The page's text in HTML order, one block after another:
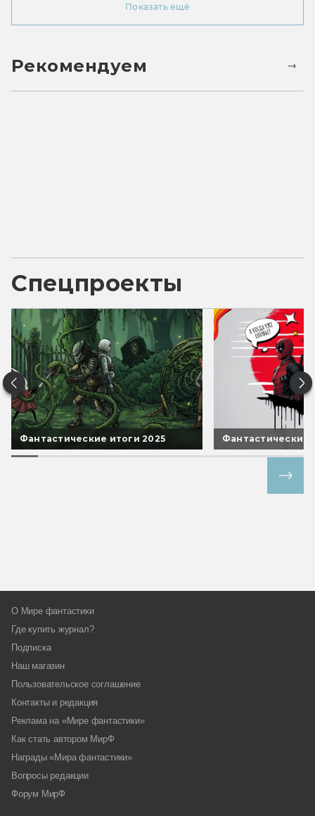
Показать ещё
Рекомендуем
Спецпроекты
Фантастические итоги 2025 Фантастические
О Мире фантастики
Где купить журнал?
Подписка
Наш магазин
Пользовательское соглашение
Контакты и редакция
Реклама на «Мире фантастики»
Как стать автором МирФ
Награды «Мира фантастики»
Вопросы редакции
Форум МирФ